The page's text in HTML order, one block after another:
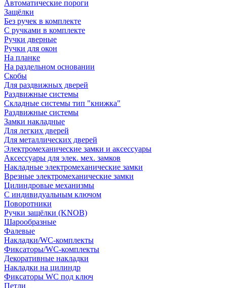
Автоматические пороги
Защёлки
Без ручек в комплекте
С ручками в комплекте
Ручки дверные
Ручки для окон
На планке
На раздельном основании
Скобы
Для раздвижных дверей
Раздвижные системы
Складные системы тип "книжка"
Раздвижные системы
Замки накладные
Для легких дверей
Для металлических дверей
Электромеханические замки и аксессуары
Аксессуары для элек. мех. замков
Накладные электромеханические замки
Врезные электромеханические замки
Цилиндровые механизмы
С индивидуальным ключом
Поворотники
Ручки защёлки (KNOB)
Шарообразные
Фалевые
Накладки/WC-комплекты
Фиксаторы/WC-комплекты
Декоративные накладки
Накладки на цилиндр
Фиксаторы WC под ключ
Петли